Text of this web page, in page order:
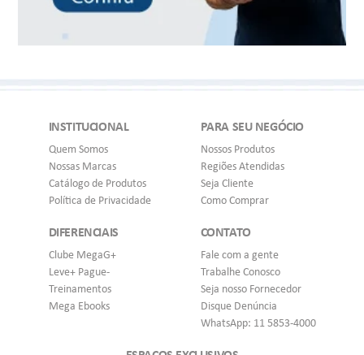
INSTITUCIONAL
Quem Somos
Nossas Marcas
Catálogo de Produtos
Política de Privacidade
PARA SEU NEGÓCIO
Nossos Produtos
Regiões Atendidas
Seja Cliente
Como Comprar
DIFERENCIAIS
Clube MegaG+
Leve+ Pague-
Treinamentos
Mega Ebooks
CONTATO
Fale com a gente
Trabalhe Conosco
Seja nosso Fornecedor
Disque Denúncia
WhatsApp: 11 5853-4000